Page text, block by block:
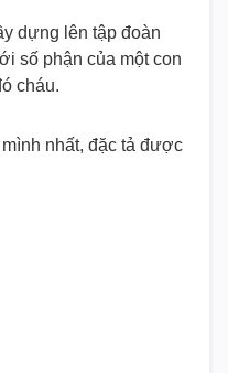
dựng lên tập đoàn
số phận của một con
cháu.
nhất, đặc tả được